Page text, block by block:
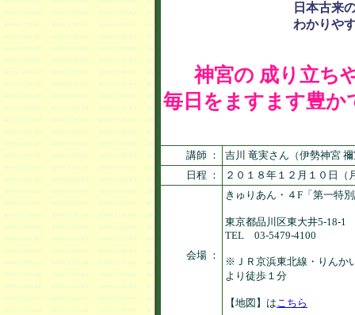
日本古来
わかりや
神宮の 成り立ち
毎日をますます豊
講師 ：
吉川 竜実さん（伊勢神宮
日程 ：
２０１８年１２月１０日（
会場 ：
きゅりあん・４F「第一特
東京都品川区東大井5-18-1
TEL 03-5479-4100
※ＪＲ京浜東北線・りんか
より徒歩１分
【地図】はこちら